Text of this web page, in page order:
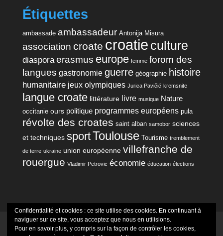
Étiquettes
ambassade ambassadeur Antonija Misura
association croate croatie culture
diaspora erasmus europe femme forom des
langues gastronomie guerre géographie histoire
humanitaire jeux olympiques Jurica Pavičić kremsnite
langue croate littérature livre musique Nature
occitanie ours politique programmes européens pula
révolte des croates saint alban samobor sciences
et techniques sportToulouse Tourisme tremblement
de terre ukraine union européenne villefranche de
rouergue Vladimir Petrovic économie éducation élections
Mentions Légales
Politique de confidentialité
Confidentialité et cookies : ce site utilise des cookies. En continuant à
naviguer sur ce site, vous acceptez que nous en utilisions.
Pour en savoir plus, y compris sur la façon de contrôler les cookies,